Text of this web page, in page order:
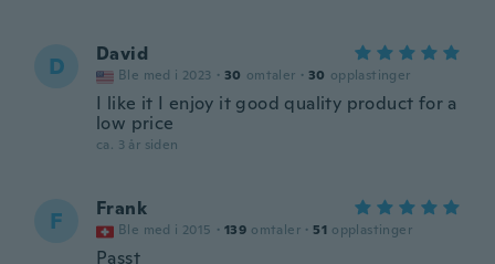
D David
Ble med i 2023 · 30 omtaler · 30 opplastinger
I like it I enjoy it good quality product for a
low price
ca. 3 år siden
F Frank
Ble med i 2015 · 139 omtaler · 51 opplastinger
Passt